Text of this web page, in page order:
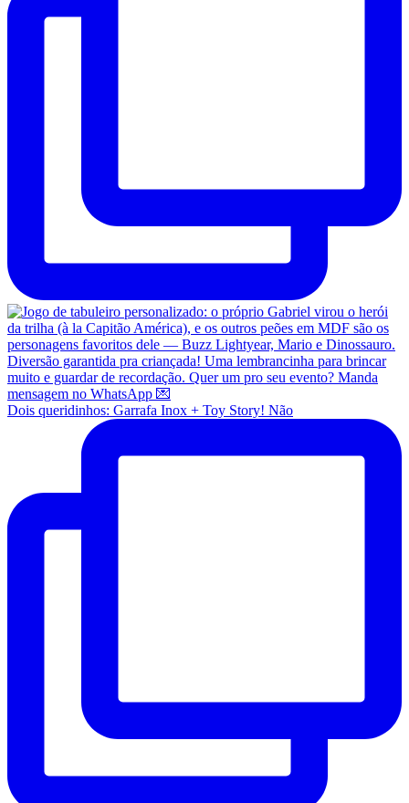
Dois queridinhos: Garrafa Inox + Toy Story! Não